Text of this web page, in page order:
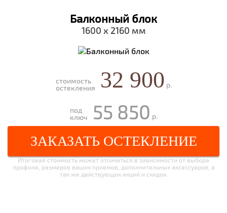
Балконный блок
1600 х 2160 мм
стоимость
остекления
32 900 р.
под
ключ
55 850 р.
ЗАКАЗАТЬ ОСТЕКЛЕНИЕ
Итоговая стоимость может отличаться в зависимости от выбора
профиля, размеров ваших проемов, дополнительных аксессуаров, а
так же действующих акций и скидок.